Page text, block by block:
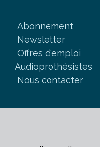
Abonnement
Newsletter
Offres d'emploi
Audioprothésistes
Nous contacter